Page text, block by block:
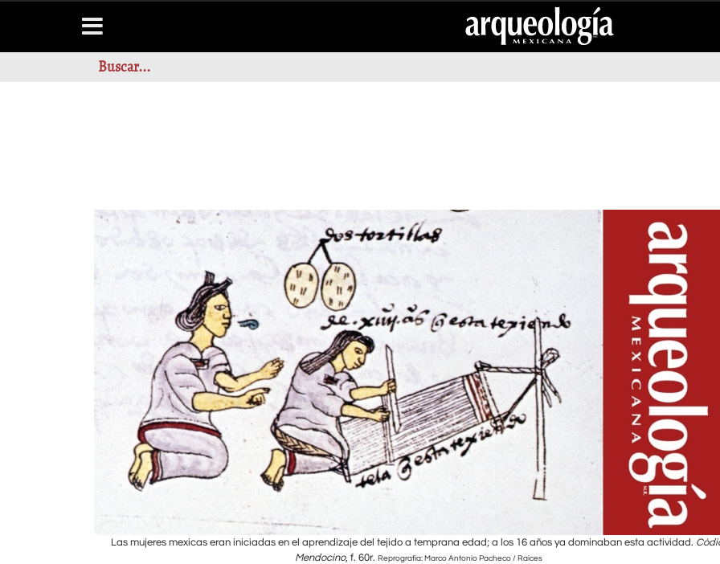
Las mujeres mexicas eran iniciadas en el aprendizaje del tejido a temprana edad; a los 16 años ya dominaban esta actividad.
Mendocino, f. 60r. Reprografía: Marco Antonio Pacheco / Raíces